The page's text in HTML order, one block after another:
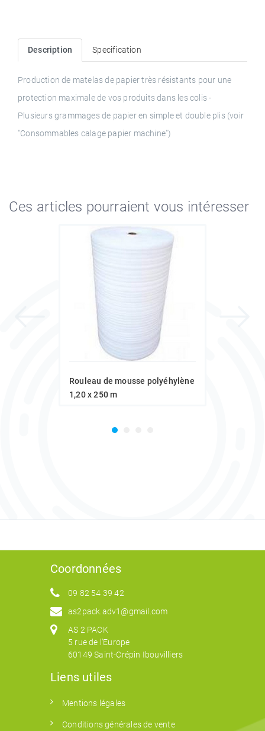
Description Specification
Production de matelas de papier très résistants pour une
protection maximale de vos produits dans les colis -
Plusieurs grammages de papier en simple et double plis (voir
"Consommables calage papier machine")
Ces articles pourraient vous intéresser
Rouleau de mousse polyéhylène
1,20 x 250 m
Coordonnées
09 82 54 39 42
as2pack.adv1@gmail.com
AS 2 PACK
5 rue de l'Europe
60149 Saint-Crépin Ibouvilliers
Liens utiles
Mentions légales
Conditions générales de vente